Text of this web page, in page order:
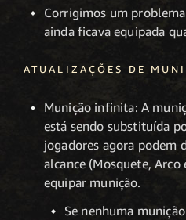
Corrigimos um
ainda ficava equipada
ATUALIZAÇÕES DE
Munição infinita: A
está sendo substituída
jogadores agora podem
alcance (Mosquete, Arco
equipar munição.
Se nenhuma